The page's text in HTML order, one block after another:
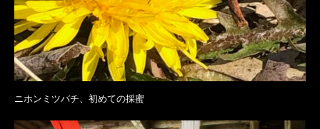
ニホンミツバチ、初めての採蜜